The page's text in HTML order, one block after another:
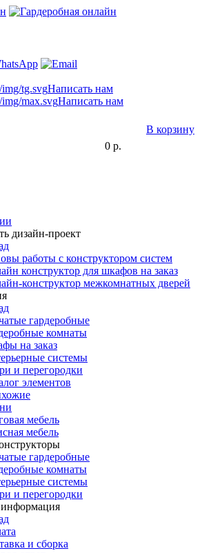
Написать нам
Написать нам
В корзину
0 р.
дизайн-проект
работы с конструктором систем
конструктор для шкафов на заказ
конструктор межкомнатных дверей
гардеробные
комнаты
на заказ
системы
и перегородки
элементов
мебель
мебель
гардеробные
комнаты
системы
и перегородки
и сборка